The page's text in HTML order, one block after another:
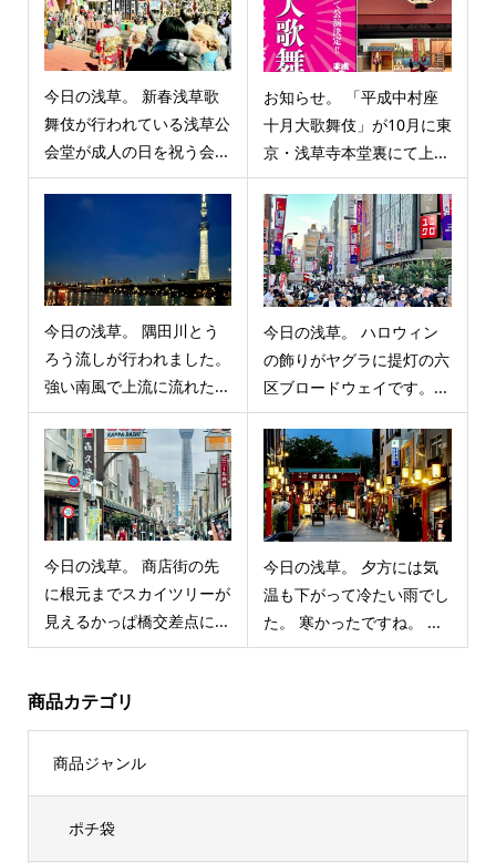
今日の浅草。 新春浅草歌
舞伎が行われている浅草公
会堂が成人の日を祝う会...
お知らせ。 「平成中村座
十月大歌舞伎」が10月に東
京・浅草寺本堂裏にて上...
今日の浅草。 隅田川とう
ろう流しが行われました。
強い南風で上流に流れた...
今日の浅草。 ハロウィン
の飾りがヤグラに提灯の六
区ブロードウェイです。...
今日の浅草。 商店街の先
に根元までスカイツリーが
見えるかっぱ橋交差点に...
今日の浅草。 夕方には気
温も下がって冷たい雨でし
た。 寒かったですね。 ...
商品カテゴリ
商品ジャンル
ポチ袋